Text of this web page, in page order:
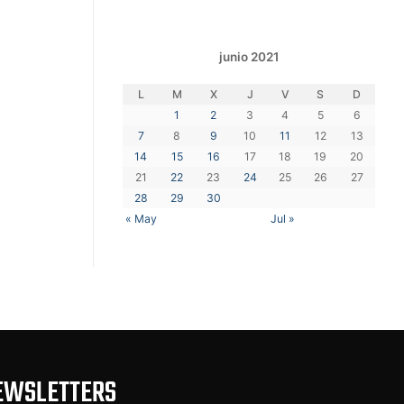
junio 2021
L M X J V S D
« May Jul »
1 2 3 4 5
6
7
8 9 10 11 12
13
14
15 16 17 18 19
20
21
22 23 24 25 26
27
28
29 30